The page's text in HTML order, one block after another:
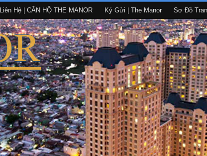
Liên Hệ | CĂN HỘ THE MANOR Ký Gửi | The Manor Sơ Đồ